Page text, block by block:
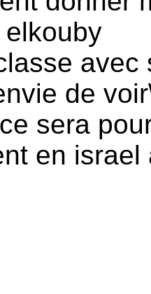
de
sera
en